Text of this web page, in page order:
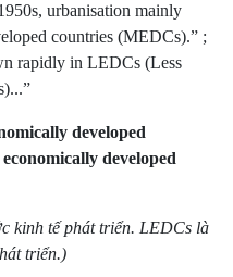
urbanisation mainly
countries (MEDCs).” ;
rapidly in LEDCs (Less
developed
developed
kinh tế phát triển. LEDCs là
triển.)